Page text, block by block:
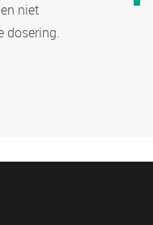
niet
dosering.